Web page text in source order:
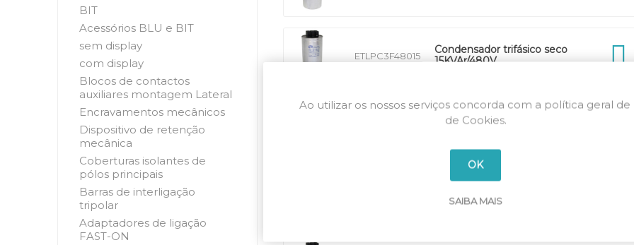
ETLPC3F48015
Condensador trifásico seco
15KVAr/480V
Condensador trifásico seco
25KVAr/480V
BIT
Acessórios BLU e BIT
sem display
com display
Blocos de contactos
auxiliares montagem Lateral
Encravamentos mecânicos
Dispositivo de retenção
mecânica
Coberturas isolantes de
pólos principais
Barras de interligação
tripolar
Adaptadores de ligação
FAST-ON
Ao utilizar os nossos serviços concorda com a política geral de
de Cookies.
OK
SAIBA MAIS